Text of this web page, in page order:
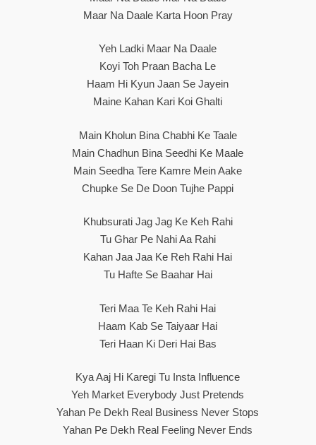
Maar Na Daale Karta Hoon Pray
Yeh Ladki Maar Na Daale
Koyi Toh Praan Bacha Le
Haam Hi Kyun Jaan Se Jayein
Maine Kahan Kari Koi Ghalti
Main Kholun Bina Chabhi Ke Taale
Main Chadhun Bina Seedhi Ke Maale
Main Seedha Tere Kamre Mein Aake
Chupke Se De Doon Tujhe Pappi
Khubsurati Jag Jag Ke Keh Rahi
Tu Ghar Pe Nahi Aa Rahi
Kahan Jaa Jaa Ke Reh Rahi Hai
Tu Hafte Se Baahar Hai
Teri Maa Te Keh Rahi Hai
Haam Kab Se Taiyaar Hai
Teri Haan Ki Deri Hai Bas
Kya Aaj Hi Karegi Tu Insta Influence
Yeh Market Everybody Just Pretends
Yahan Pe Dekh Real Business Never Stops
Yahan Pe Dekh Real Feeling Never Ends